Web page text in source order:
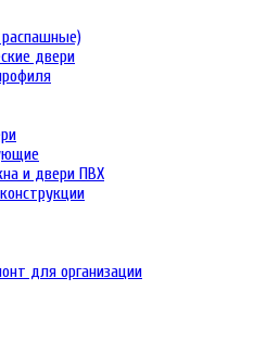
двери
и двери ПВХ
для организации